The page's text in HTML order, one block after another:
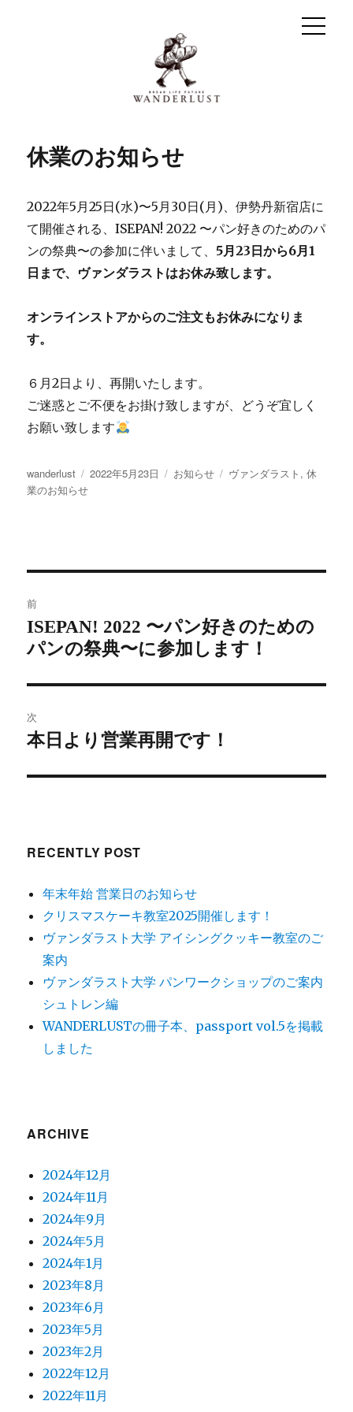
休業のお知らせ
2022年5月25日(水)〜5月30日(月)、伊勢丹新宿店に
て開催される、ISEPAN! 2022 〜パン好きのためのパ
ンの祭典〜の参加に伴いまして、 5月23日から6月1
日まで、ヴァンダラストはお休み致します。
オンラインストアからのご注文もお休みになりま
す。
６月2日より、再開いたします。
ご迷惑とご不便をお掛け致しますが、どうぞ宜しく
お願い致します
投
稿
wanderlust
投
2022年5月23日
カ
お知らせ
タ
ヴァンダラスト ,休
業のお知らせ
稿
ナ
ビ
ー
シ
ョ
前
過
去
稿:
ISEPAN! 2022 〜パン好きのための
パンの祭典〜に参加します！
次
次
本日より営業再開です！
RECENTLY POST
年末年始 営業日のお知らせ
クリスマスケーキ教室2025開催します！
ヴァンダラスト大学 アイシングクッキー教室のご
案内
ヴァンダラスト大学 パンワークショップのご案内
シュトレン編
WANDERLUSTの冊子本、passport vol.5を掲載
しました
ARCHIVE
2024年12月
2024年11月
2024年9月
2024年5月
2024年1月
2023年8月
2023年6月
2023年5月
2023年2月
2022年12月
2022年11月